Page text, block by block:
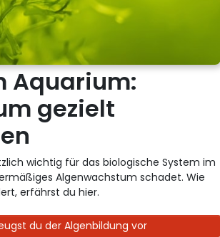
Aquarium:
gezielt
wichtig für das biologische System im
Algenwachstum schadet. Wie
erfährst du hier.
du der Algenbildung vor